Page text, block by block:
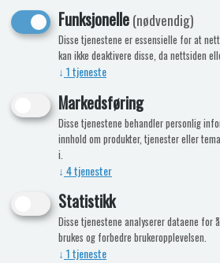
COCINA x2 (CAST)
Funksjonelle(nødvendig)
Disse tjenestene er essensielle for at
kan ikke deaktivere disse, da nettsiden
↓ 1tjeneste
Markedsføring
Disse tjenestene behandler personlig
innhold om produkter, tjenester eller
i.
↓ 4tjenester
Statistikk
Disse tjenestene analyserer dataene for
brukes og forbedre brukeropplevelsen.
↓ 1tjeneste